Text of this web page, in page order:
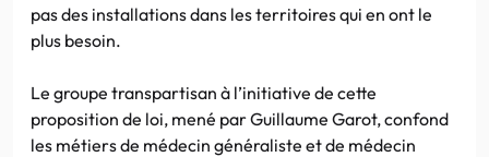
pas des installations dans les territoires qui en ont le
plus besoin.
Le groupe transpartisan à l’initiative de cette
proposition de loi, mené par Guillaume Garot, confond
les métiers de médecin généraliste et de médecin